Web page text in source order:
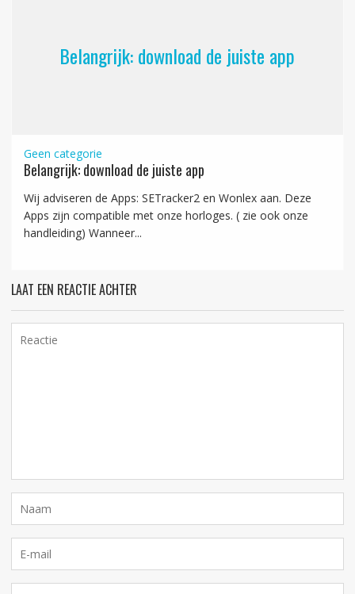
Belangrijk: download de juiste app
Geen categorie
Belangrijk: download de juiste app
Wij adviseren de Apps: SETracker2 en Wonlex aan. Deze
Apps zijn compatible met onze horloges. ( zie ook onze
handleiding) Wanneer...
LAAT EEN REACTIE ACHTER